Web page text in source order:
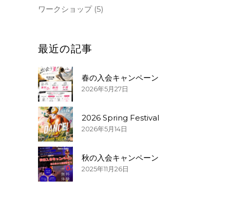
ワークショップ(5)
最近の記事
春の入会キャンペーン
2026年5月27日
2026 Spring Festival
2026年5月14日
秋の入会キャンペーン
2025年11月26日